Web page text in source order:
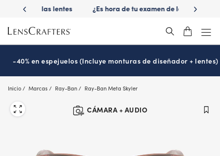
main
content
lentes
¿Es hora de tu examen de la vista?
Disfruta -
-40% en espejuelos (Incluye monturas de diseñador + lentes)
Inicio Marcas Ray-Ban Ray-Ban Meta Skyler
CÁMARA + AUDIO